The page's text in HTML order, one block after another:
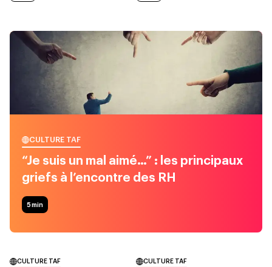
CULTURE TAF
“Je suis un mal aimé…” : les principaux
griefs à l’encontre des RH
5min
CULTURE TAF CULTURE TAF